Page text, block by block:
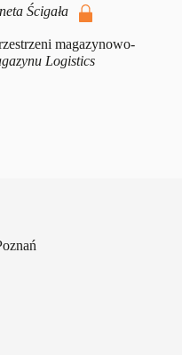
Ścigała
magazynowo-
Logistics